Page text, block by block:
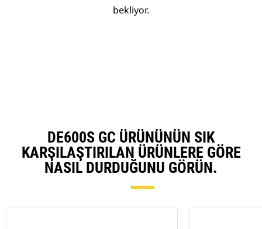
bekliyor.
DE600S GC ÜRÜNÜNÜN SIK
KARŞILAŞTIRILAN ÜRÜNLERE GÖRE
NASIL DURDUĞUNU GÖRÜN.